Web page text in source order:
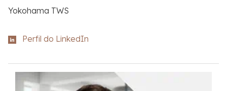
Yokohama TWS
Perfil do LinkedIn